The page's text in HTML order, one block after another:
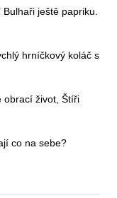
ještě papriku.
hrníčkový koláč s
obrací život, Štíři
co na sebe?